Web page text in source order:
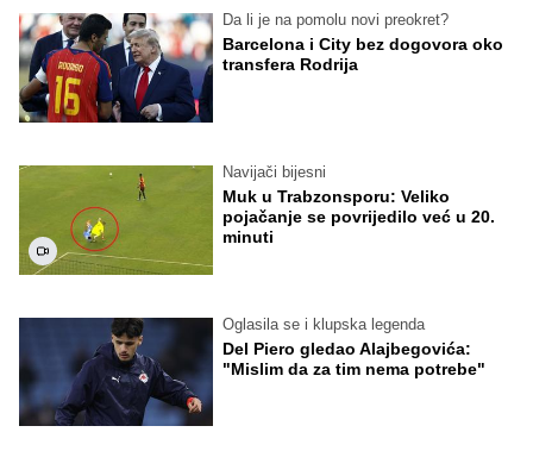
Da li je na pomolu novi preokret?
Barcelona i City bez dogovora oko
transfera Rodrija
Navijači bijesni
Muk u Trabzonsporu: Veliko
pojačanje se povrijedilo već u 20.
minuti
Oglasila se i klupska legenda
Del Piero gledao Alajbegovića:
"Mislim da za tim nema potrebe"